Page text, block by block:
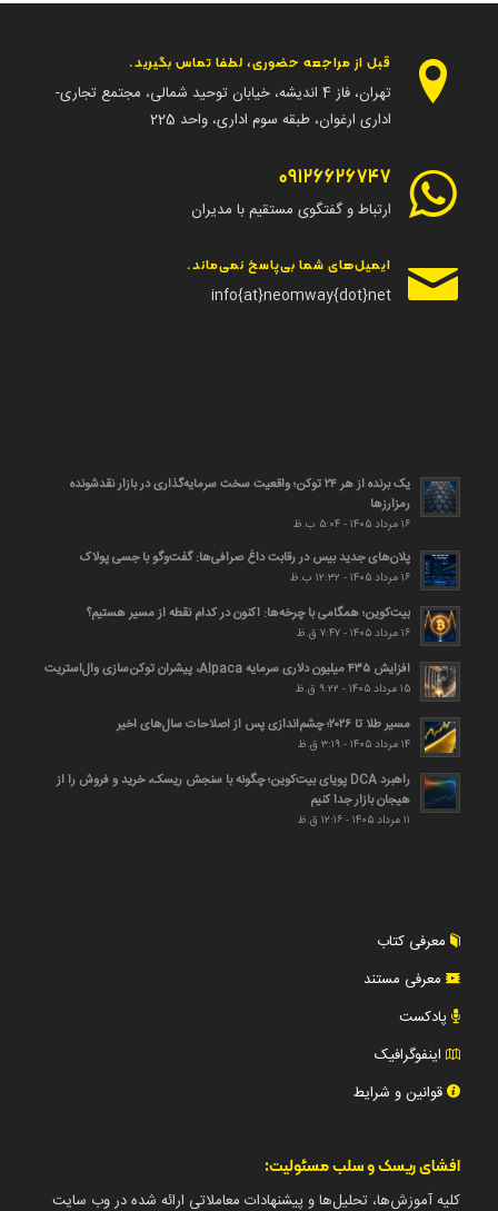
قبل از مراجعه حضوری، لطفا تماس بگیرید.
تهران، فاز 4 اندیشه، خیابان توحید شمالی، مجتمع تجاری-
اداری ارغوان، طبقه سوم اداری، واحد 225
09126626747
ارتباط و گفتگوی مستقیم با مدیران
ایمیل‌های شما بی‌پاسخ نمی‌ماند.
info{at}neomway{dot}net
یک برنده از هر ۲۴ توکن؛ واقعیت سخت سرمایه‌گذاری در بازار نقدشونده
رمزارزها
۱۶ مرداد ۱۴۰۵ - ۵:۰۴ ب.ظ
پلان‌های جدید بیس در رقابت داغ صرافی‌ها: گفت‌وگو با جسی پولاک
۱۶ مرداد ۱۴۰۵ - ۱۲:۳۲ ب.ظ
بیت‌کوین؛ همگامی با چرخه‌ها: اکنون در کدام نقطه از مسیر هستیم؟
۱۶ مرداد ۱۴۰۵ - ۷:۴۷ ق.ظ
افزایش ۴۳۵ میلیون دلاری سرمایه Alpaca، پیشران توکن‌سازی وال‌استریت
۱۵ مرداد ۱۴۰۵ - ۹:۲۲ ق.ظ
مسیر طلا تا ۲۰۲۶؛ چشم‌اندازی پس از اصلاحات سال‌های اخیر
۱۴ مرداد ۱۴۰۵ - ۳:۱۹ ق.ظ
راهبرد DCA پویای بیت‌کوین؛ چگونه با سنجش ریسک، خرید و فروش را از
هیجان بازار جدا کنیم
۱۱ مرداد ۱۴۰۵ - ۱۲:۱۶ ق.ظ
معرفی کتاب
معرفی مستند
پادکست
اینفوگرافیک
قوانین و شرایط
افشای ریسک و سلب مسئولیت:
کلیه آموزش‌ها، تحلیل‌ها و پیشنهادات معاملاتی ارائه شده در وب سایت